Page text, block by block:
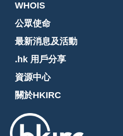
WHOIS
公眾使命
最新消息及活動
.hk 用戶分享
資源中心
關於HKIRC